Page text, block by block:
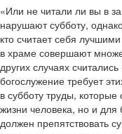
«Или не читали ли вы в
нарушают субботу,
кто считает себя
в храме совершают
других случаях
богослужение требует
в субботу труды,
жизни человека, но и
должен препятствовать